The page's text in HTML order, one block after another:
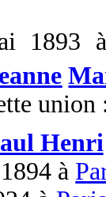
1893
union
Henri
à